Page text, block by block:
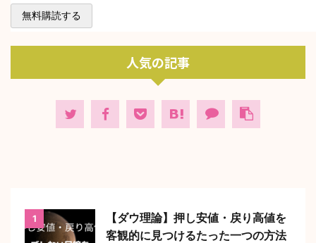
人気の記事
1
【ダウ理論】押し安値・戻り高値を
客観的に見つけるたった一つの方法